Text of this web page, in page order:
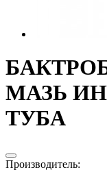
МАЗЬ
ТУБА
Производитель: